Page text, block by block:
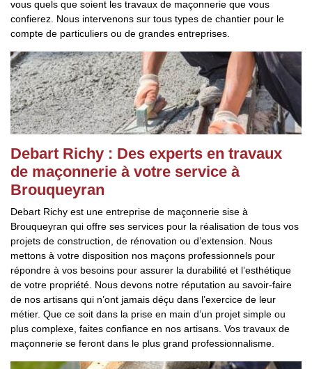
vous quels que soient les travaux de maçonnerie que vous
confierez. Nous intervenons sur tous types de chantier pour le
compte de particuliers ou de grandes entreprises.
Debart Richy : Des experts en travaux
de maçonnerie à votre service à
Brouqueyran
Debart Richy est une entreprise de maçonnerie sise à
Brouqueyran qui offre ses services pour la réalisation de tous vos
projets de construction, de rénovation ou d’extension. Nous
mettons à votre disposition nos maçons professionnels pour
répondre à vos besoins pour assurer la durabilité et l’esthétique
de votre propriété. Nous devons notre réputation au savoir-faire
de nos artisans qui n’ont jamais déçu dans l’exercice de leur
métier. Que ce soit dans la prise en main d’un projet simple ou
plus complexe, faites confiance en nos artisans. Vos travaux de
maçonnerie se feront dans le plus grand professionnalisme.